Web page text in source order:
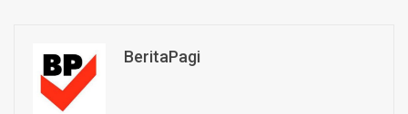
BeritaPagi